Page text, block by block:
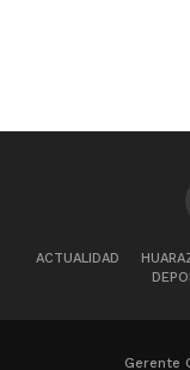
ACTUALIDAD
Gerente